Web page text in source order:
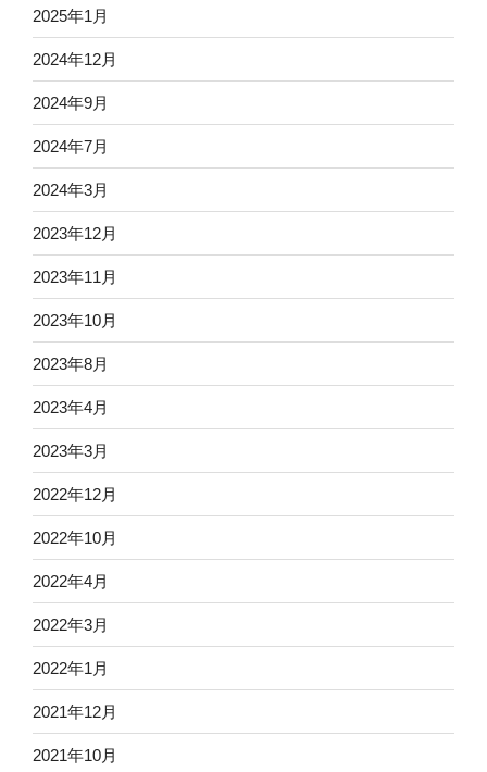
2025年1月
2024年12月
2024年9月
2024年7月
2024年3月
2023年12月
2023年11月
2023年10月
2023年8月
2023年4月
2023年3月
2022年12月
2022年10月
2022年4月
2022年3月
2022年1月
2021年12月
2021年10月